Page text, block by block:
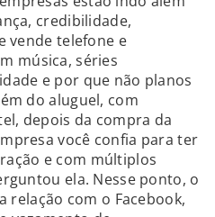
credibilidade,
vende telefone e
música, séries
e por que não planos
do aluguel, com
depois da compra da
você confia para ter
e com múltiplos
ela. Nesse ponto, o
com o Facebook,